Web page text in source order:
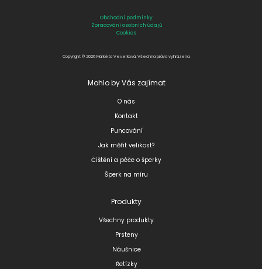
Obchodní podmínky
Zpracování osobních údajů
Cookies
Copyright © 2026 Markéta Veverková, Všechna práva vyhrazena.
Mohlo by Vás zajímat
O nás
Kontakt
Puncování
Jak měřit velikost?
Čištění a péče o šperky
Šperk na míru
Produkty
Všechny produkty
Prsteny
Náušnice
Řetízky